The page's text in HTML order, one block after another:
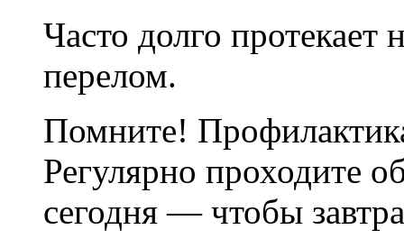
Часто долго протекает
перелом.
Помните!
Регулярно проходите
сегодня — чтобы